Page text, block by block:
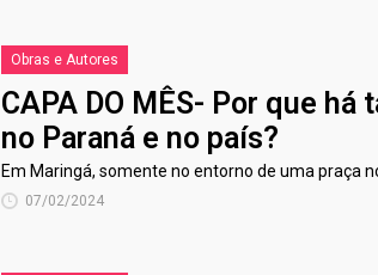
Obras e Autores
CAPA DO MÊS- Por que
no Paraná e no país?
Em Maringá, somente no entorno de uma praça
07/02/2024